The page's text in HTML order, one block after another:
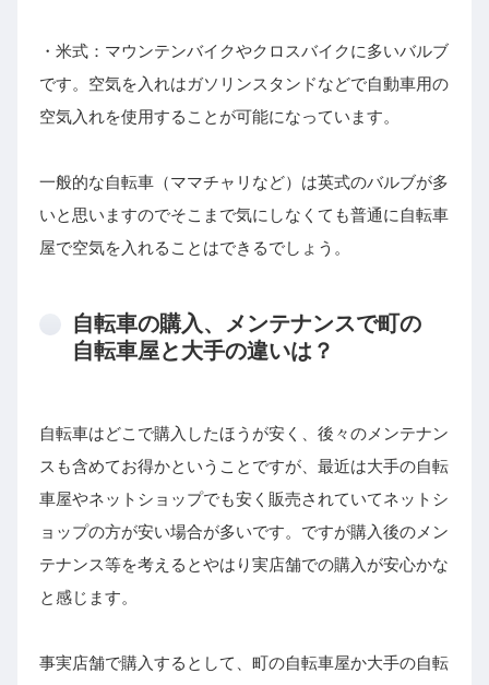
・米式：マウンテンバイクやクロスバイクに多いバルブ
です。空気を入れはガソリンスタンドなどで自動車用の
空気入れを使用することが可能になっています。
一般的な自転車（ママチャリなど）は英式のバルブが多
いと思いますのでそこまで気にしなくても普通に自転車
屋で空気を入れることはできるでしょう。
自転車の購入、メンテナンスで町の
自転車屋と大手の違いは？
自転車はどこで購入したほうが安く、後々のメンテナン
スも含めてお得かということですが、最近は大手の自転
車屋やネットショップでも安く販売されていてネットシ
ョップの方が安い場合が多いです。ですが購入後のメン
テナンス等を考えるとやはり実店舗での購入が安心かな
と感じます。
事実店舗で購入するとして、町の自転車屋か大手の自転